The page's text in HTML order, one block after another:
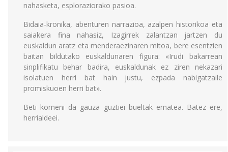
nahasketa, esploraziorako pasioa.
Bidaia-kronika, abenturen narrazioa, azalpen historikoa eta
saiakera fina nahasiz, Izagirrek zalantzan jartzen du
euskaldun aratz eta menderaezinaren mitoa, bere esentzien
baitan bildutako euskaldunaren figura: «Irudi bakarrean
sinplifikatu behar badira, euskaldunak ez ziren nekazari
isolatuen herri bat hain justu, ezpada nabigatzaile
promiskuoen herri bat».
Beti komeni da gauza guztiei bueltak ematea. Batez ere,
herrialdeei.